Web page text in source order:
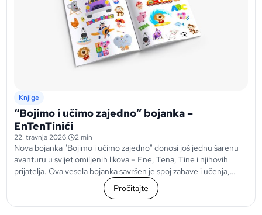
Knjige
“Bojimo i učimo zajedno” bojanka –
EnTenTinići
22. travnja 2026. 2 min
Nova bojanka "Bojimo i učimo zajedno" donosi još jednu šarenu
avanturu u svijet omiljenih likova – Ene, Tena, Tine i njihovih
prijatelja. Ova vesela bojanka savršen je spoj zabave i učenja,
Pročitajte